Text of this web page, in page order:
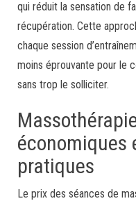
qui réduit la sensation de
récupération. Cette
chaque session
moins éprouvante pour le
sans trop le solliciter.
économiques
pratiques
Le prix des séances de